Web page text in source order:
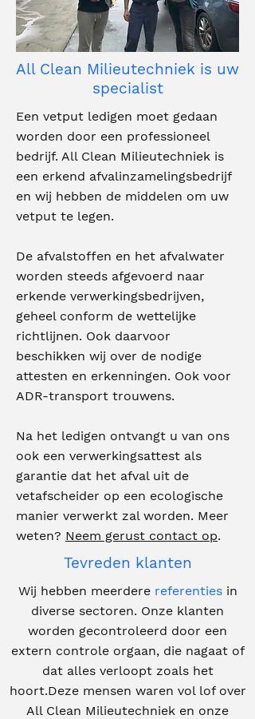
All Clean Milieutechniek is uw
specialist
Een vetput ledigen moet gedaan
worden door een professioneel
bedrijf. All Clean Milieutechniek is
een erkend afvalinzamelingsbedrijf
en wij hebben de middelen om uw
vetput te legen.
De afvalstoffen en het afvalwater
worden steeds afgevoerd naar
erkende verwerkingsbedrijven,
geheel conform de wettelijke
richtlijnen. Ook daarvoor
beschikken wij over de nodige
attesten en erkenningen. Ook voor
ADR-transport trouwens.
Na het ledigen ontvangt u van ons
ook een verwerkingsattest als
garantie dat het afval uit de
vetafscheider op een ecologische
manier verwerkt zal worden. Meer
weten? Neem gerust contact op.
Tevreden klanten
Wij hebben meerdere referentiesin
diverse sectoren. Onze klanten
worden gecontroleerd door een
extern controle orgaan, die nagaat of
dat alles verloopt zoals het
hoort.Deze mensen waren vol lof over
All Clean Milieutechniek en onze